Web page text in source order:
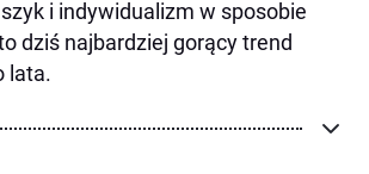
i indywidualizm w sposobie
dziś najbardziej gorący trend
lata.